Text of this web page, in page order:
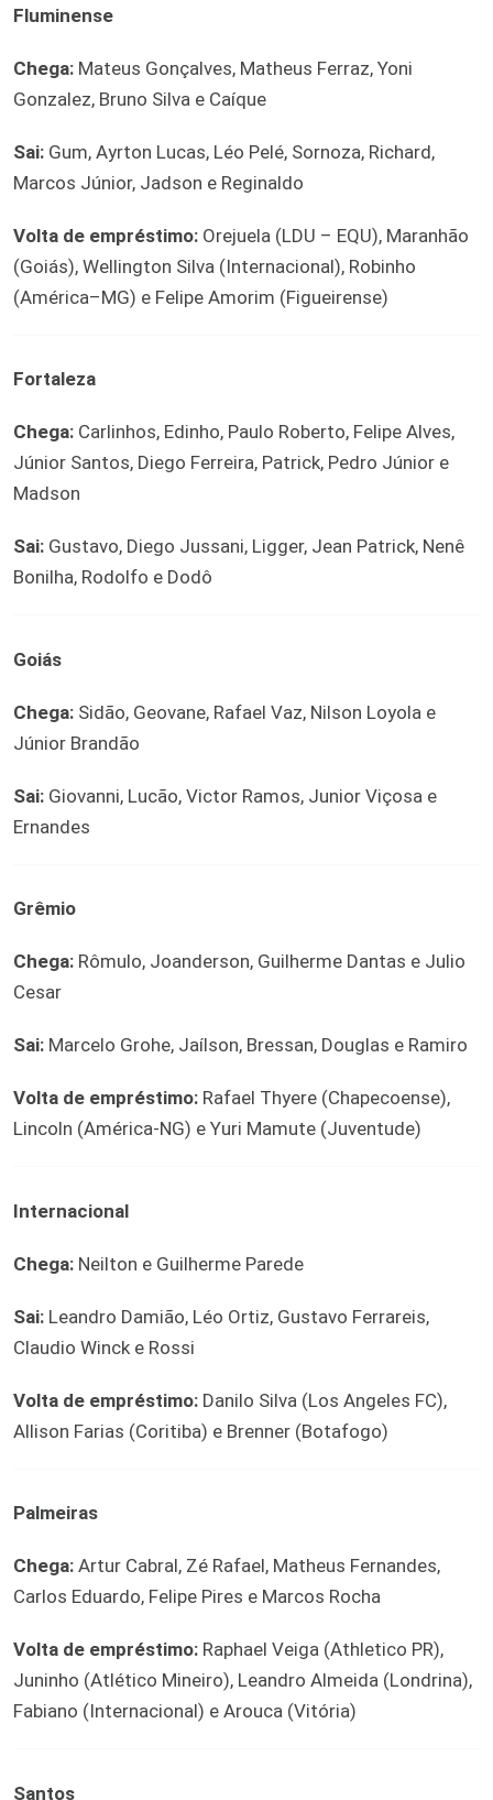
Fluminense
Chega: Mateus Gonçalves, Matheus Ferraz, Yoni
Gonzalez, Bruno Silva e Caíque
Sai: Gum, Ayrton Lucas, Léo Pelé, Sornoza, Richard,
Marcos Júnior, Jadson e Reginaldo
Volta de empréstimo: Orejuela (LDU – EQU), Maranhão
(Goiás), Wellington Silva (Internacional), Robinho
(América–MG) e Felipe Amorim (Figueirense)
Fortaleza
Chega: Carlinhos, Edinho, Paulo Roberto, Felipe Alves,
Júnior Santos, Diego Ferreira, Patrick, Pedro Júnior e
Madson
Sai: Gustavo, Diego Jussani, Ligger, Jean Patrick, Nenê
Bonilha, Rodolfo e Dodô
Goiás
Chega: Sidão, Geovane, Rafael Vaz, Nilson Loyola e
Júnior Brandão
Sai: Giovanni, Lucão, Victor Ramos, Junior Viçosa e
Ernandes
Grêmio
Chega: Rômulo, Joanderson, Guilherme Dantas e Julio
Cesar
Sai: Marcelo Grohe, Jaílson, Bressan, Douglas e Ramiro
Volta de empréstimo: Rafael Thyere (Chapecoense),
Lincoln (América-NG) e Yuri Mamute (Juventude)
Internacional
Chega: Neilton e Guilherme Parede
Sai: Leandro Damião, Léo Ortiz, Gustavo Ferrareis,
Claudio Winck e Rossi
Volta de empréstimo: Danilo Silva (Los Angeles FC),
Allison Farias (Coritiba) e Brenner (Botafogo)
Palmeiras
Chega: Artur Cabral, Zé Rafael, Matheus Fernandes,
Carlos Eduardo, Felipe Pires e Marcos Rocha
Volta de empréstimo: Raphael Veiga (Athletico PR),
Juninho (Atlético Mineiro), Leandro Almeida (Londrina),
Fabiano (Internacional) e Arouca (Vitória)
Santos